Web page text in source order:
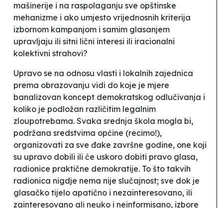
mašinerije i na raspolaganju sve opštinske
mehanizme i ako umjesto vrijednosnih kriterija
izbornom kampanjom i samim glasanjem
upravljaju ili sitni lični interesi ili iracionalni
kolektivni strahovi?
Upravo se na odnosu vlasti i lokalnih zajednica
prema obrazovanju vidi do koje je mjere
banalizovan koncept demokratskog odlučivanja i
koliko je podložan različitim legalnim
zloupotrebama. Svaka srednja škola mogla bi,
podržana sredstvima općine (recimo!),
organizovati za sve đake završne godine, one koji
su upravo dobili ili će uskoro dobiti pravo glasa,
radionice praktične demokratije. To što takvih
radionica nigdje nema nije slučajnost; sve dok je
glasačko tijelo apatično i nezainteresovano, ili
zainteresovano ali neuko i neinformisano, izbore